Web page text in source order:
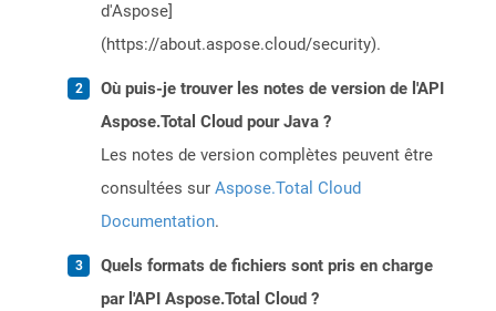
d'Aspose]
(https://about.aspose.cloud/security).
Où puis-je trouver les notes de version de l'API
Aspose.Total Cloud pour Java ?
Les notes de version complètes peuvent être
consultées sur Aspose.Total Cloud
Documentation.
Quels formats de fichiers sont pris en charge
par l'API Aspose.Total Cloud ?